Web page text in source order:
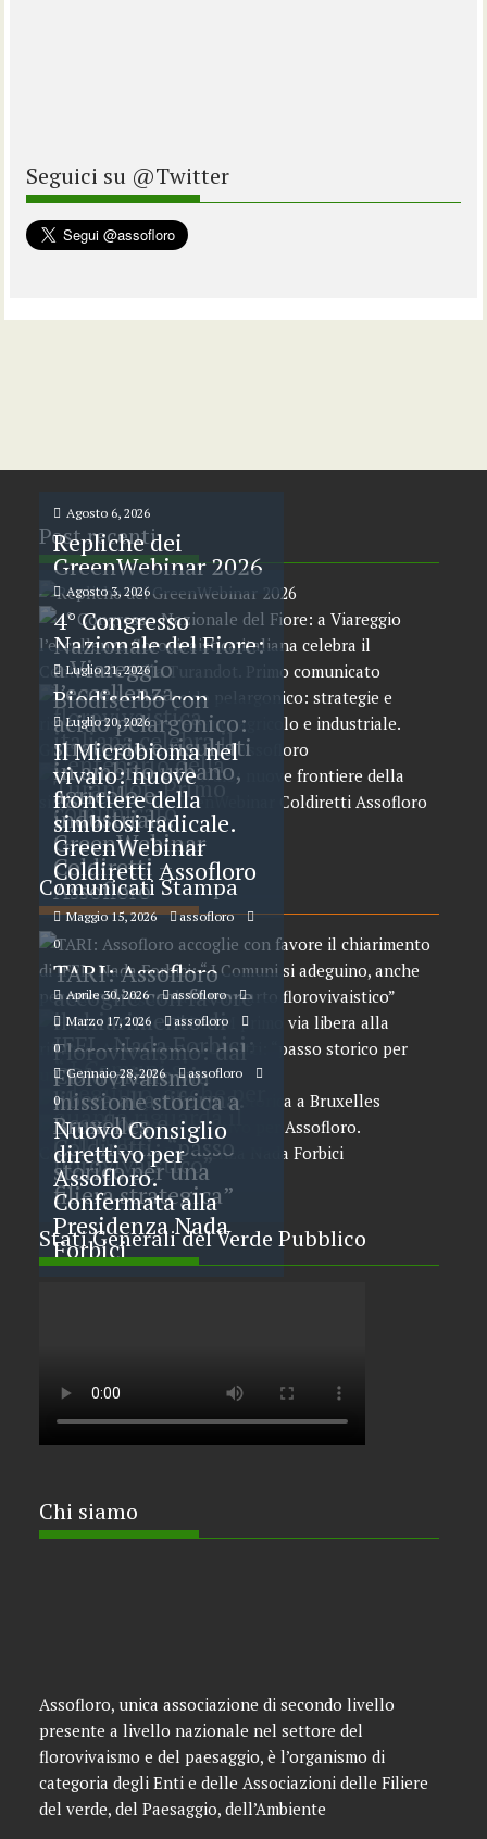
Seguici su @Twitter
Post recenti
Agosto 6, 2026
Repliche dei
GreenWebinar 2026
Agosto 3, 2026
4° Congresso
Nazionale del Fiore:
a Viareggio
l’eccellenza
florovivaistica
italiana celebra il
Centenario della
Turandot. Primo
comunicato
Luglio 21, 2026
Biodiserbo con
acido pelargonico:
strategie e risultati
in ambito urbano,
agricolo e
industriale.
GreenWebinar
Coldiretti –
Assofloro
Luglio 20, 2026
Il Microbioma nel
vivaio: nuove
frontiere della
simbiosi radicale.
GreenWebinar
Coldiretti Assofloro
Comunicati Stampa
Maggio 15, 2026
assofloro
0
TARI: Assofloro
accoglie con favore
il chiarimento di
IFEL. Nada Forbici:
“ I Comuni si
adeguino, anche per
quanto riguarda il
comparto
florovivaistico”
Aprile 30, 2026
assofloro
0
Florovivaismo: dal
CDM primo via
libera alla riforma.
Assofloro e
Coldiretti: “passo
storico per una
filiera strategica”
Marzo 17, 2026
assofloro
0
Florovivaismo:
missione storica a
Bruxelles
Gennaio 28, 2026
assofloro
0
Nuovo Consiglio
direttivo per
Assofloro.
Confermata alla
Presidenza Nada
Forbici
Stati Generali del Verde Pubblico
Chi siamo
Assofloro, unica associazione di secondo livello
presente a livello nazionale nel settore del
florovivaismo e del paesaggio, è l’organismo di
categoria degli Enti e delle Associazioni delle Filiere
del verde, del Paesaggio, dell’Ambiente